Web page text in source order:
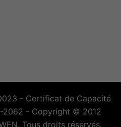
- Certificat de Capacité
2062 - Copyright © 2012
Tous droits réservés.